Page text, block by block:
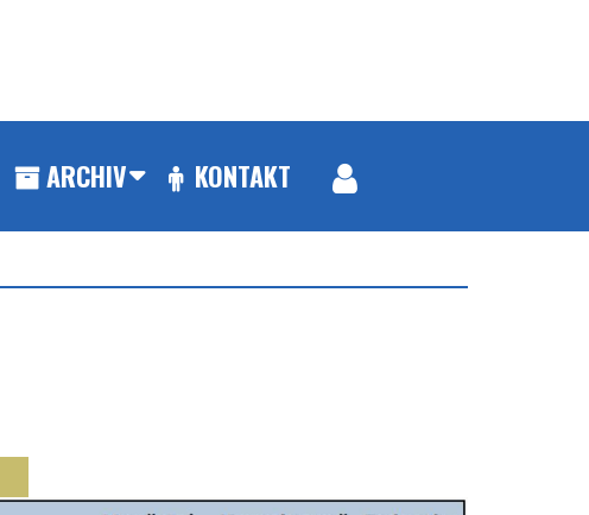
ARCHIV KONTAKT